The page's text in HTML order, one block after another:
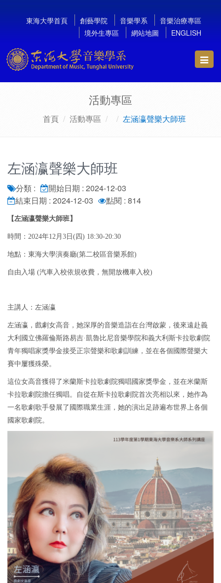
東海大學首頁 創藝學院 音樂學系
音樂治療專區
境外生專區
網站地圖 ENGLISH
活動專區
首頁 活動專區 左涵瀛聲樂大師班
左涵瀛聲樂大師班
分類 :
開始日期 : 2024-12-03
結束日期 : 2024-12-03
點閱 : 814
【左涵瀛聲樂大師班】
時間：2024年12月3日(四) 18:30-20:30
地點：東海大學演奏廳(第二校區音樂系館)
自由入場 (汽車入校依規收費，無開放機車入校)
主講人：左涵瀛
左涵瀛，戲劇女⾼⾳，她深厚的⾳樂造詣在台灣啟蒙，後來遠赴義
⼤利國立佛羅倫斯路易吉·凱魯比尼⾳樂學院和義⼤利斯卡拉歌劇院
青年獨唱家獎學⾦接受正宗聲樂和歌劇訓練，並在各個國際聲樂⼤
賽中屢獲殊榮。
這位女⾼⾳獲得了米蘭斯卡拉歌劇院獨唱國家獎學⾦，並在米蘭斯
卡拉歌劇院擔任獨唱。⾃從在斯卡拉歌劇院⾸次亮相以來，她作為
⼀名歌劇歌⼿發展了國際職業⽣涯，她的演出⾜跡遍布世界上各個
國家歌劇院。